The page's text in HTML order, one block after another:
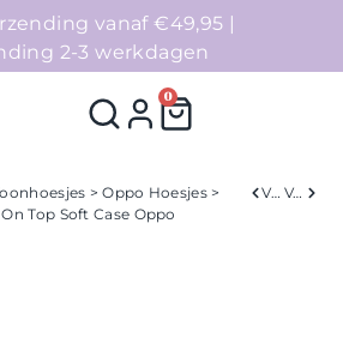
vanaf €49,95 |
2-3 werkdagen
0
>Oppo Hoesjes>
Top Soft Case Oppo
Verleden Volgend